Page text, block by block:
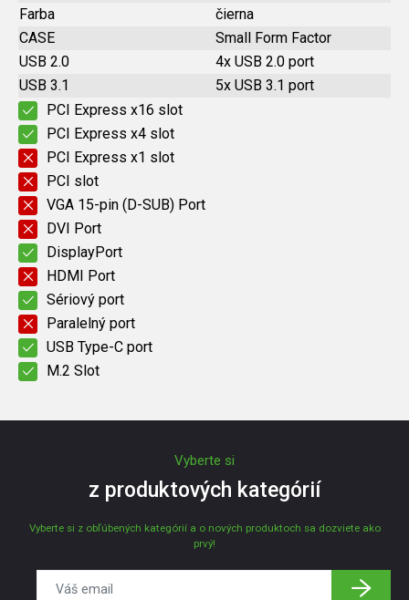
Farba
čierna
CASE
Small Form Factor
USB 2.0
4x USB 2.0 port
USB 3.1
5x USB 3.1 port
PCI Express x16 slot
PCI Express x4 slot
PCI Express x1 slot
PCI slot
VGA 15-pin (D-SUB) Port
DVI Port
DisplayPort
HDMI Port
Sériový port
Paralelný port
USB Type-C port
M.2 Slot
Vyberte si
z produktových kategórií
Vyberte si z obľúbených kategórií a o nových produktoch sa dozviete ako
prvý!